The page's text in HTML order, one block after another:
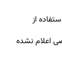
استفاده از
اعلام نشده